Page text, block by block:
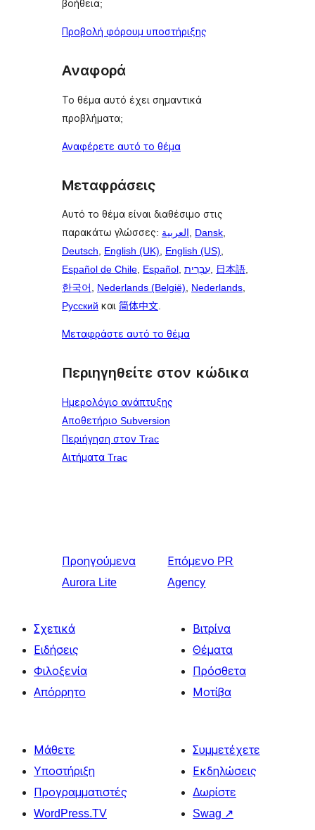
βοήθεια;
Προβολή φόρουμ υποστήριξης
Αναφορά
Το θέμα αυτό έχει σημαντικά
προβλήματα;
Αναφέρετε αυτό το θέμα
Μεταφράσεις
Αυτό το θέμα είναι διαθέσιμο στις
παρακάτω γλώσσες: العربية, Dansk,
Deutsch, English (UK), English (US),
Español de Chile, Español, עִבְרִית, 日本語,
한국어, Nederlands (België), Nederlands,
Русский και 简体中文.
Μεταφράστε αυτό το θέμα
Περιηγηθείτε στον κώδικα
Ημερολόγιο ανάπτυξης
Αποθετήριο Subversion
Περιήγηση στον Trac
Αιτήματα Trac
Προηγούμενα
Aurora Lite
Επόμενο PR
Agency
Σχετικά
Ειδήσεις
Φιλοξενία
Απόρρητο
Βιτρίνα
Θέματα
Πρόσθετα
Μοτίβα
Μάθετε
Υποστήριξη
Προγραμματιστές
WordPress.TV
Συμμετέχετε
Εκδηλώσεις
Δωρίστε
Swag ↗